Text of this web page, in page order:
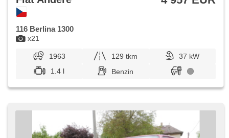
x21
116 Berlina 1300
1963 129 tkm
37 kW
1.4 l
Benzin